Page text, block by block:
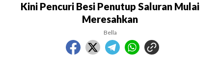
Kini Pencuri Besi Penutup Saluran Mulai
Meresahkan
Bella